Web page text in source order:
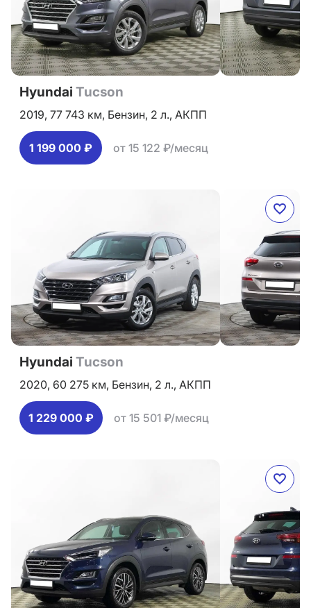
Hyundai Tucson
2019, 77 743 км, Бензин, 2 л., АКПП
1 199 000 ₽ от 15 122 ₽/месяц
Hyundai Tucson
2020, 60 275 км, Бензин, 2 л., АКПП
1 229 000 ₽ от 15 501 ₽/месяц